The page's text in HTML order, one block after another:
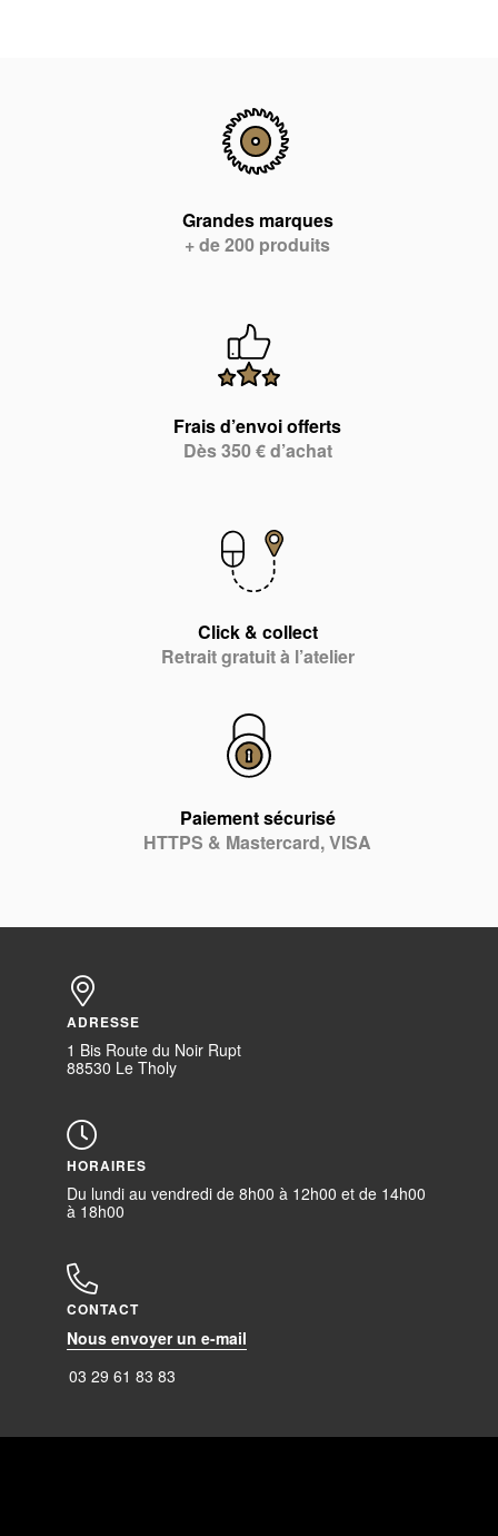
Grandes marques
+ de 200 produits
Frais d’envoi offerts
Dès 350 € d’achat
Click & collect
Retrait gratuit à l’atelier
Paiement sécurisé
HTTPS & Mastercard, VISA
ADRESSE
1 Bis Route du Noir Rupt
88530 Le Tholy
HORAIRES
Du lundi au vendredi de 8h00 à 12h00 et de 14h00
à 18h00
CONTACT
Nous envoyer un e-mail
03 29 61 83 83